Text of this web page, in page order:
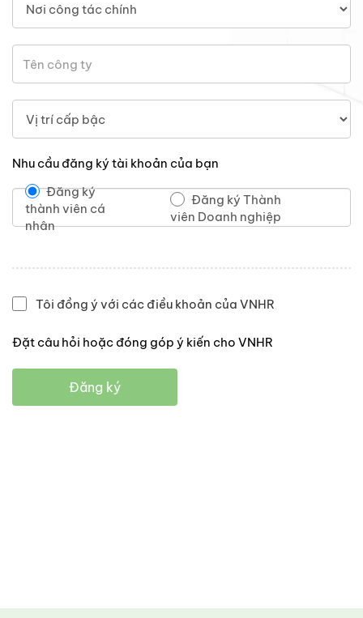
Nhu cầu đăng ký tài khoản của bạn
Đăng ký
thành viên cá
nhân
Đăng ký Thành
viên Doanh nghiệp
Tôi đồng ý với các điều khoản của VNHR
Đặt câu hỏi hoặc đóng góp ý kiến cho VNHR
Đăng ký